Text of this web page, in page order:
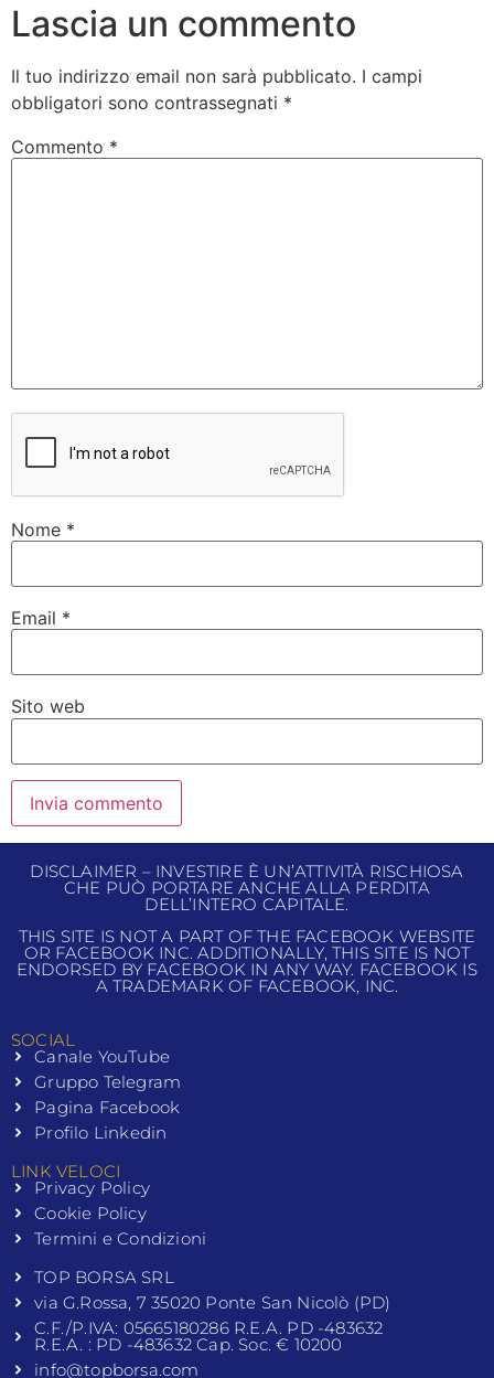
Lascia un commento
Il tuo indirizzo email non sarà pubblicato. I campi
obbligatori sono contrassegnati *
Commento *
Nome *
Email *
Sito web
DISCLAIMER – INVESTIRE È UN’ATTIVITÀ RISCHIOSA
CHE PUÒ PORTARE ANCHE ALLA PERDITA
DELL’INTERO CAPITALE.
THIS SITE IS NOT A PART OF THE FACEBOOK WEBSITE
OR FACEBOOK INC. ADDITIONALLY, THIS SITE IS NOT
ENDORSED BY FACEBOOK IN ANY WAY. FACEBOOK IS
A TRADEMARK OF FACEBOOK, INC.
SOCIAL
Canale YouTube
Gruppo Telegram
Pagina Facebook
Profilo Linkedin
LINK VELOCI
Privacy Policy
Cookie Policy
Termini e Condizioni
TOP BORSA SRL
via G.Rossa, 7 35020 Ponte San Nicolò (PD)
C.F./P.IVA: 05665180286 R.E.A. PD -483632
R.E.A. : PD -483632 Cap. Soc. € 10200
info@topborsa.com